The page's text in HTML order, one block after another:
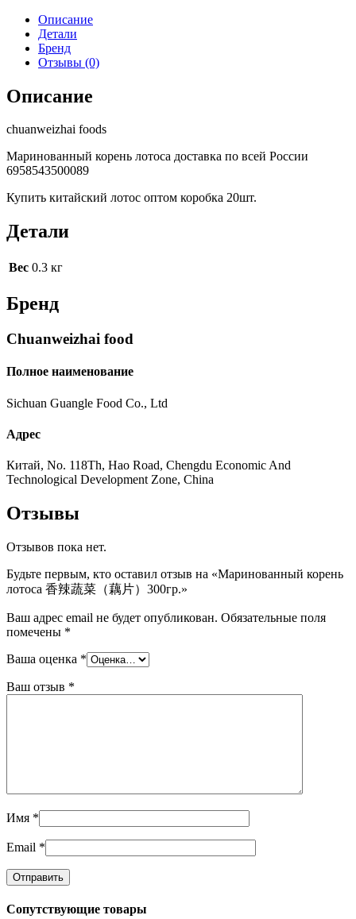
Описание
Детали
Бренд
Отзывы (0)
Описание
chuanweizhai foods
Маринованный корень лотоса доставка по всей России
6958543500089
Купить китайский лотос оптом коробка 20шт.
Детали
Вес 0.3 кг
Бренд
Chuanweizhai food
Полное наименование
Sichuan Guangle Food Co., Ltd
Адрес
Китай, No. 118Th, Hao Road, Chengdu Economic And
Technological Development Zone, China
Отзывы
Отзывов пока нет.
Будьте первым, кто оставил отзыв на «Маринованный корень
лотоса 香辣蔬菜（藕片）300гр.»
Ваш адрес email не будет опубликован. Обязательные поля
помечены *
Ваша оценка *
Ваш отзыв *
Имя *
Email *
Сопутствующие товары